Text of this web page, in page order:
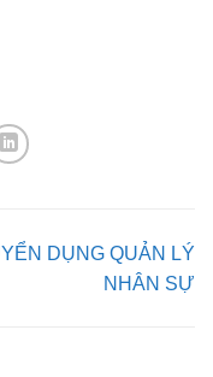
DỤNG QUẢN LÝ
NHÂN SỰ